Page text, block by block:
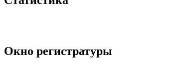
Окно регистратуры